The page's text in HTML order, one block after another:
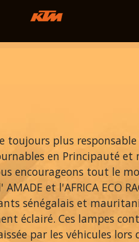
toujours plus
en Principauté et
encourageons tout le
et l'AFRICA ECO
sénégalais et
éclairé. Ces lampes
par les véhicules lors